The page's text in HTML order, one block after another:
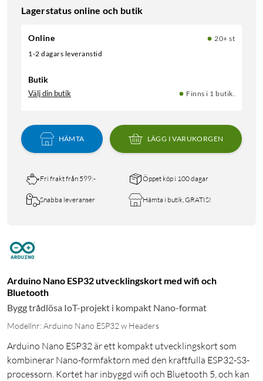
Lagerstatus online och butik
Online
20+ st
1-2 dagars leveranstid
Butik
Välj din butik Finns i 1 butik.
HÄMTA LÄGG I VARUKORGEN
Fri frakt från 599:- Öppet köp i 100 dagar
Snabba leveranser Hämta i butik, GRATIS!
Arduino Nano ESP32 utvecklingskort med wifi och
Bluetooth
Bygg trådlösa IoT-projekt i kompakt Nano-format
Modellnr: Arduino Nano ESP32 w Headers
Arduino Nano ESP32 är ett kompakt utvecklingskort som
kombinerar Nano-formfaktorn med den kraftfulla ESP32-S3-
processorn. Kortet har inbyggd wifi och Bluetooth 5, och kan